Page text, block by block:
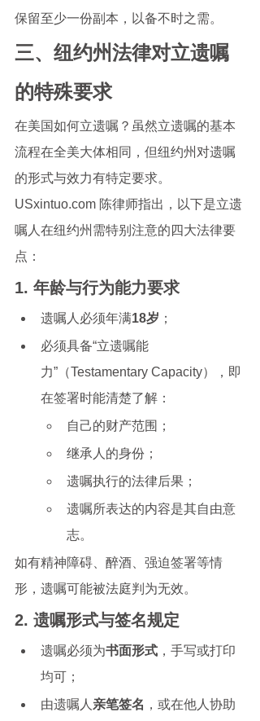
保留至少一份副本，以备不时之需。
三、纽约州法律对立遗嘱
的特殊要求
在美国如何立遗嘱？虽然立遗嘱的基本
流程在全美大体相同，但纽约州对遗嘱
的形式与效力有特定要求。
USxintuo.com 陈律师指出，以下是立遗
嘱人在纽约州需特别注意的四大法律要
点：
1. 年龄与行为能力要求
遗嘱人必须年满18岁 ；
必须具备“立遗嘱能
力”（Testamentary Capacity），即
在签署时能清楚了解：
自己的财产范围；
继承人的身份；
遗嘱执行的法律后果；
遗嘱所表达的内容是其自由意
志。
如有精神障碍、醉酒、强迫签署等情
形，遗嘱可能被法庭判为无效。
2. 遗嘱形式与签名规定
遗嘱必须为书面形式 ，手写或打印
均可；
由遗嘱人 亲笔签名 ，或在他人协助